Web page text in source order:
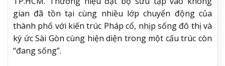
gian đã tồn tại cùng nhiều lớp chuyển động của
thành phố với kiến trúc Pháp cổ, nhịp sống đô thị và
ký ức Sài Gòn cùng hiện diện trong một cấu trúc còn
“đang sống”.